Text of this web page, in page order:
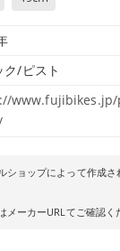
ク/ピスト
ショップによって作成さ
ーカーURLてご確認く